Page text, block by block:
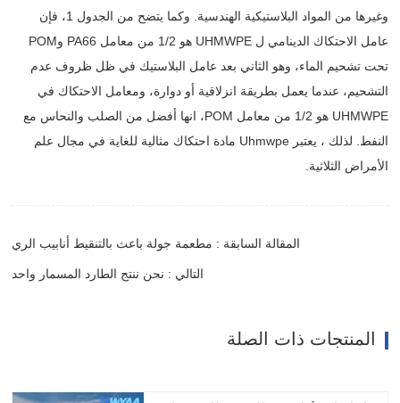
وغيرها من المواد البلاستيكية الهندسية. وكما يتضح من الجدول 1، فإن
عامل الاحتكاك الدينامي ل UHMWPE هو 1/2 من معامل PA66 وPOM
تحت تشحيم الماء، وهو الثاني بعد عامل البلاستيك في ظل ظروف عدم
التشحيم، عندما يعمل بطريقة انزلاقية أو دوارة، ومعامل الاحتكاك في
UHMWPE هو 1/2 من معامل POM، انها أفضل من الصلب والنحاس مع
النفط. لذلك ، يعتبر Uhmwpe مادة احتكاك مثالية للغاية في مجال علم
الأمراض الثلاثية.
المقالة السابقة : مطعمة جولة باعث بالتنقيط أنابيب الري
التالي : نحن ننتج الطارد المسمار واحد
المنتجات ذات الصلة